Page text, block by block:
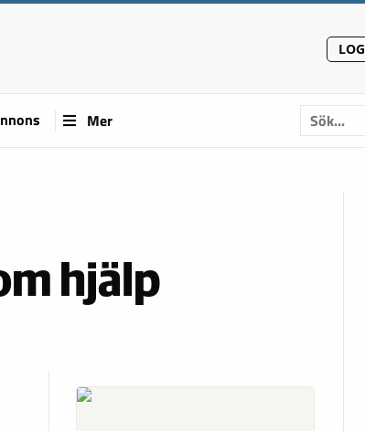
Mer
hjälp